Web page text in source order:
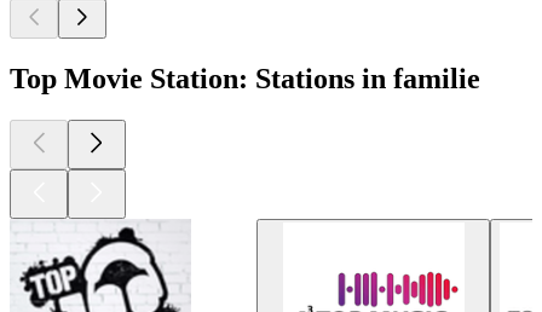
Top Movie Station: Stations in familie